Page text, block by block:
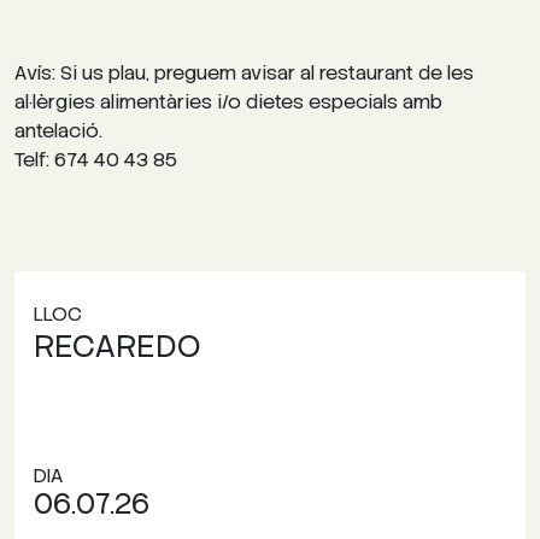
Avís: Si us plau, preguem avisar al restaurant de les
al·lèrgies alimentàries i/o dietes especials amb
antelació.
Telf: 674 40 43 85
LLOC
RECAREDO
DIA
06.07.26